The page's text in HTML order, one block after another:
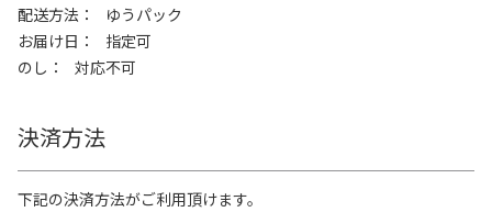
配送方法
ゆうパック
お届け日
指定可
のし
対応不可
決済方法
下記の決済方法がご利用頂けます。